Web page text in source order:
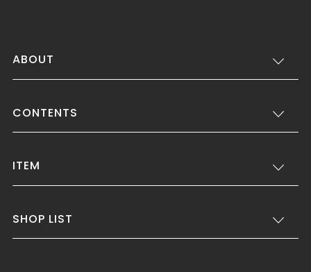
ABOUT
CONTENTS
ITEM
SHOP LIST